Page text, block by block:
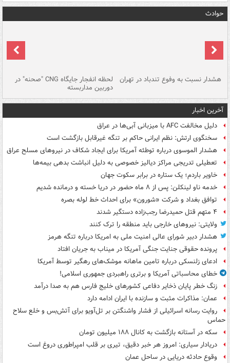
حوادث
هشدار نسبت به وفوع تندباد در تهران لحظه انفجار جایگاه CNG "صحنه" در
دوربین مداربسته
آخرین اخبار
دلیل مخالفت AFC با میزبانی آبی‌ها در عراق
سخنگوی ارتش: نظم ایرانی حاکم بر تنگه غیرقابل بازگشت است
هشدار الموسوی درباره توطئه آمریکا برای ایجاد شکاف در نیروهای مسلح عراق
تعطیلی تدریجی مراکز دیالیز خصوصی به دلیل انباشت بدهی بیمه‌ها
خاویر باردم؛ یک ستاره در برابر سکوت جهان
خدمه ناو لینکلن: پس از ۸ ماه حضور در دریا خسته و درمانده‌ شدیم
توافق بغداد و شرکت «شورون» برای احداث خط لوله بصره
۴ متهم قتل حمیدرضا رجب‌زاده دستگیر شدند
ولایتی: نیروهای خارجی باید منطقه را ترک کنند
هشدار دبیر شورای عالی امنیت ملی به امریکا درباره تنگه هرمز
پرونده حقوقی جنایت جنگی آمریکا در میناب به جریان افتاد
ادعای زلنسکی درباره تامین ماهانه موشک‌های رهگیر توسط آمریکا
خطای محاسباتی آمریکا و برتری راهبردی جمهوری اسلامی!
زنگ خطر پایان ذخایر دفاعی کشورهای خلیج فارس هم به صدا درآمد
عمان: مذاکرات مثبت و سازنده با ایران ادامه دارد
روایت رسانه اسرائیلی از فشار واشنگتن بر تل‌آویو برای آتش‌بس و خلع سلاح
حماس
سکه در آستانه بازگشت به کانال ۱۸۸ میلیون تومان
دریادار سیاری: امروز هر خبر دقیق، تیری بر قلب امپراطوری دروغ است
وقوع حادثه دریایی در ساحل عمان